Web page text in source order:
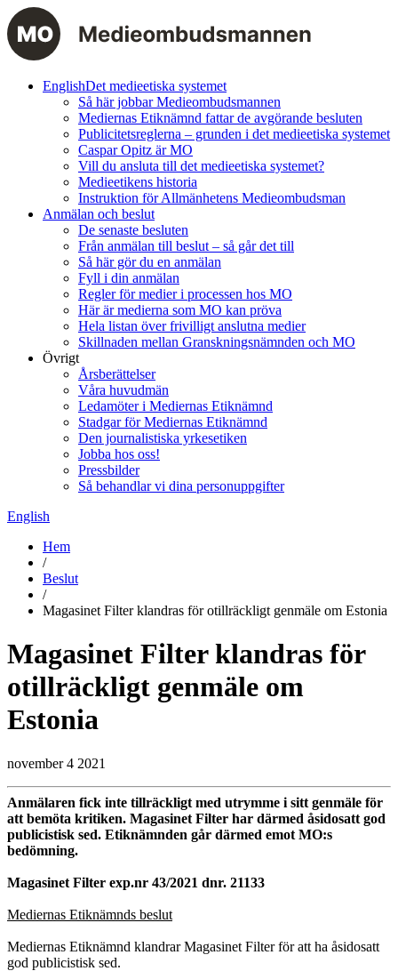
EnglishDet medieetiska systemet
Så här jobbar Medieombudsmannen
Mediernas Etiknämnd fattar de avgörande besluten
Publicitetsreglerna – grunden i det medieetiska systemet
Caspar Opitz är MO
Vill du ansluta till det medieetiska systemet?
Medieetikens historia
Instruktion för Allmänhetens Medieombudsman
Anmälan och beslut
De senaste besluten
Från anmälan till beslut – så går det till
Så här gör du en anmälan
Fyll i din anmälan
Regler för medier i processen hos MO
Här är medierna som MO kan pröva
Hela listan över frivilligt anslutna medier
Skillnaden mellan Granskningsnämnden och MO
Övrigt
Årsberättelser
Våra huvudmän
Ledamöter i Mediernas Etiknämnd
Stadgar för Mediernas Etiknämnd
Den journalistiska yrkesetiken
Jobba hos oss!
Pressbilder
Så behandlar vi dina personuppgifter
English
Hem
/
Beslut
/
Magasinet Filter klandras för otillräckligt genmäle om Estonia
Magasinet Filter klandras för
otillräckligt genmäle om
Estonia
november 4 2021
Anmälaren fick inte tillräckligt med utrymme i sitt genmäle för
att bemöta kritiken. Magasinet Filter har därmed åsidosatt god
publicistisk sed. Etiknämnden går därmed emot MO:s
bedömning.
Magasinet Filter exp.nr 43/2021 dnr. 21133
Mediernas Etiknämnds beslut
Mediernas Etiknämnd klandrar Magasinet Filter för att ha åsidosatt
god publicistisk sed.